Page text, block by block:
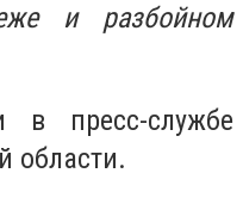
и разбойном
пресс-службе
области.